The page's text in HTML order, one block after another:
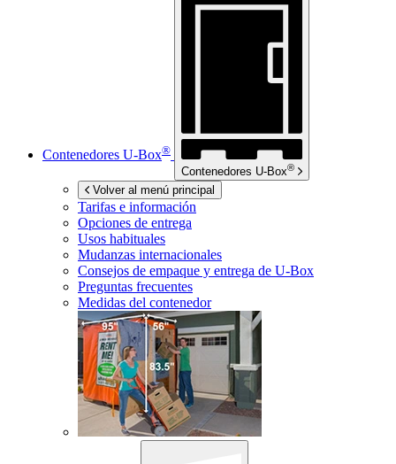
Contenedores U-Box®
Contenedores U-Box®
Volver al menú principal
Tarifas e información
Opciones de entrega
Usos habituales
Mudanzas internacionales
Consejos de empaque y entrega de U-Box
Preguntas frecuentes
Medidas del contenedor